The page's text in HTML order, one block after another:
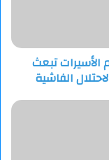
تبعث
الفاشية